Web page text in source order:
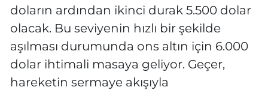
doların ardından ikinci durak 5.500 dolar
olacak. Bu seviyenin hızlı bir şekilde
aşılması durumunda ons altın için 6.000
dolar ihtimali masaya geliyor. Geçer,
hareketin sermaye akışıyla